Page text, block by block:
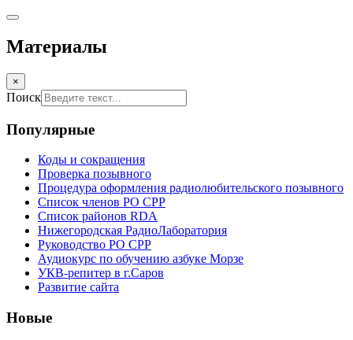
Материалы
×
Поиск
Популярные
Коды и сокращения
Проверка позывного
Процедура оформления радиолюбительского позывного
Список членов РО СРР
Список районов RDA
Нижегородская РадиоЛаборатория
Руководство РО СРР
Аудиокурс по обучению азбуке Морзе
УКВ-репитер в г.Саров
Развитие сайта
Новые